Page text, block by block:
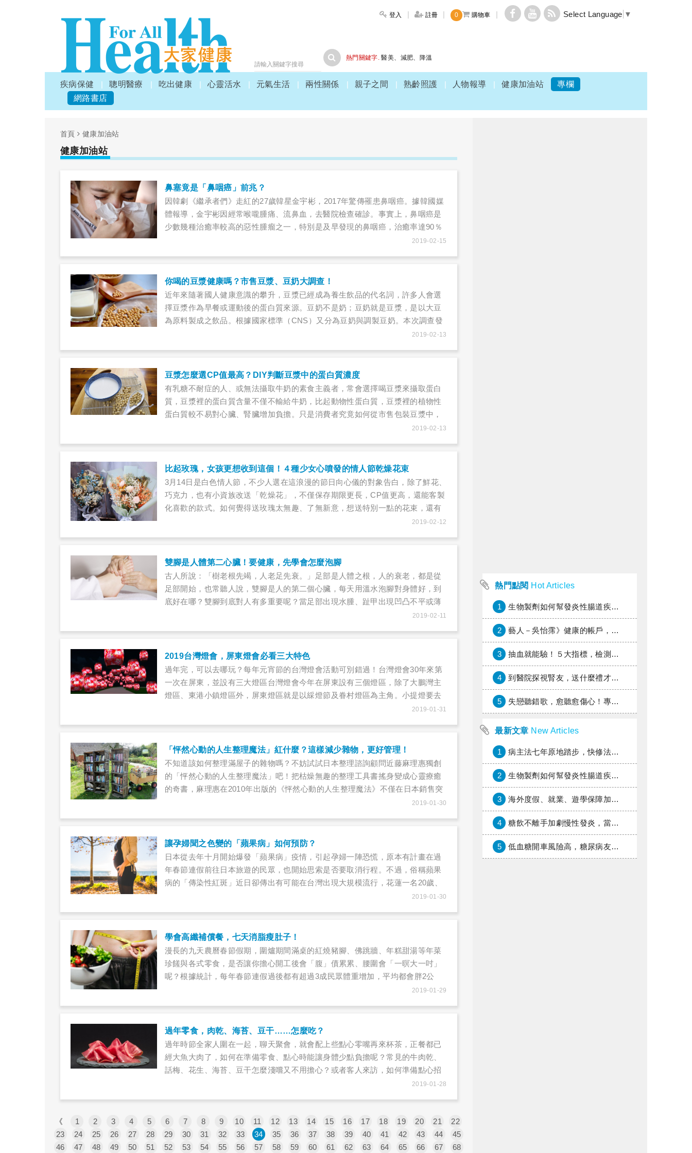
登入 註冊 0 購物車 Select Language ▼
熱門關鍵字. 醫美、 減肥、 降溫
疾病保健 聰明醫療 吃出健康 心靈活水 元氣生活 兩性關係 親子之間 熟齡照護 人物報導 健康加油站
專欄
網路書店
首頁 健康加油站
健康加油站
鼻塞竟是「鼻咽癌」前兆？
因韓劇《繼承者們》走紅的27歲韓星金宇彬，2017年驚傳罹患鼻咽癌。據韓國媒
體報導，金宇彬因經常喉嚨腫痛、流鼻血，去醫院檢查確診。事實上，鼻咽癌是
少數幾種治癒率較高的惡性腫瘤之一，特別是及早發現的鼻咽癌，治癒率達90％
以上。而除了喉嚨腫痛、流鼻血外，常有鼻塞的民眾也別輕忽！因為鼻塞不止，
2019-02-15
你喝的豆漿健康嗎？市售豆漿、豆奶大調查！
近年來隨著國人健康意識的攀升，豆漿已經成為養生飲品的代名詞，許多人會選
擇豆漿作為早餐或運動後的蛋白質來源。豆奶不是奶；豆奶就是豆漿，是以大豆
為原料製成之飲品。根據國家標準（CNS）又分為豆奶與調製豆奶。本次調查發
2019-02-13
豆漿怎麼選CP值最高？DIY判斷豆漿中的蛋白質濃度
有乳糖不耐症的人、或無法攝取牛奶的素食主義者，常會選擇喝豆漿來攝取蛋白
質，豆漿裡的蛋白質含量不僅不輸給牛奶，比起動物性蛋白質，豆漿裡的植物性
蛋白質較不易對心臟、腎臟增加負擔。只是消費者究竟如何從市售包裝豆漿中，
2019-02-13
比起玫瑰，女孩更想收到這個！４種少女心噴發的情人節乾燥花束
3月14日是白色情人節，不少人選在這浪漫的節日向心儀的對象告白，除了鮮花、
巧克力，也有小資族改送「乾燥花」，不僅保存期限更長，CP值更高，還能客製
化喜歡的款式。如何覺得送玫瑰太無趣、了無新意，想送特別一點的花束，還有
2019-02-12
雙腳是人體第二心臟！要健康，先學會怎麼泡腳
古人所說：「樹老根先竭，人老足先衰。」足部是人體之根，人的衰老，都是從
足部開始，也常聽人說，雙腳是人的第二個心臟，每天用溫水泡腳對身體好，到
底好在哪？雙腳到底對人有多重要呢？當足部出現水腫、趾甲出現凹凸不平或薄
2019-02-11
2019台灣燈會，屏東燈會必看三大特色
過年完，可以去哪玩？每年元宵節的台灣燈會活動可別錯過！台灣燈會30年來第
一次在屏東，並設有三大燈區台灣燈會今年在屏東設有三個燈區，除了大鵬灣主
燈區、東港小鎮燈區外，屏東燈區就是以綵燈節及眷村燈區為主角。小提燈要去
哪裡領取？各燈區有什麼表演活動？接駁車怎麼搭？台灣燈會在屏東，三大燈區
2019-01-31
「怦然心動的人生整理魔法」紅什麼？這樣減少雜物，更好管理！
不知道該如何整理滿屋子的雜物嗎？不妨試試日本整理諮詢顧問近藤麻理惠獨創
的「怦然心動的人生整理魔法」吧！把枯燥無趣的整理工具書搖身變成心靈療癒
的奇書，麻理惠在2010年出版的《怦然心動的人生整理魔法》不僅在日本銷售突
破一百萬本，還被翻譯成各國語言，在全球掀起一陣旋風。近期Netflix甚至推出
2019-01-30
讓孕婦聞之色變的「蘋果病」如何預防？
日本從去年十月開始爆發「蘋果病」疫情，引起孕婦一陣恐慌，原本有計畫在過
年春節連假前往日本旅遊的民眾，也開始思索是否要取消行程。不過，俗稱蘋果
病的「傳染性紅斑」近日卻傳出有可能在台灣出現大規模流行，花蓮一名20歲、
從未出國、也未曾接觸外國旅客的孕婦，就被診斷出感染微小病毒B19，險些胎
2019-01-30
學會高纖補償餐，七天消脂瘦肚子！
漫長的九天農曆春節假期，圍爐期間滿桌的紅燒豬腳、佛跳牆、年糕甜湯等年菜
珍饈與各式零食，是否讓你擔心開工後會「腹」債累累、腰圍會「一暝大一吋」
呢？根據統計，每年春節連假過後都有超過3成民眾體重增加，平均都會胖2公
斤，營養師提醒，擔心春節暴肥，只要把握年假過後「關鍵七天」的「內臟減脂
2019-01-29
過年零食，肉乾、海苔、豆干……怎麼吃？
過年時節全家人圍在一起，聊天聚會，就會配上些點心零嘴再來杯茶，正餐都已
經大魚大肉了，如何在準備零食、點心時能讓身體少點負擔呢？常見的牛肉乾、
話梅、花生、海苔、豆干怎麼淺嚐又不用擔心？或者客人來訪，如何準備點心招
待呢？家中有小小孩吵著喝汽水？該怎麼準備健康飲料取代？年節聚會，雖然開
2019-01-28
《 1 2 3 4 5 6 7 8 9 10 11 12 13 14 15 16 17 18 19 20 21
22
23
24 25 26 27 28 29 30 31 32 33 34 35 36 37 38 39 40 41 42 43 44
45
46
47 48 49 50 51 52 53 54 55 56 57 58 59 60 61 62 63 64 65 66 67 68
熱門點閱 Hot Articles
1 生物製劑如何幫發炎性腸道疾病患者抗潰瘍？治療進展與健保給付困境一次看
2 藝人－吳怡霈》健康的帳戶，年輕時別提光
3 抽血就能驗！５大指標，檢測身體是否發炎
4 到醫院探視腎友，送什麼禮才好？
5 失戀聽錯歌，愈聽愈傷心！專家教你挑對療傷情歌
最新文章 New Articles
1 病主法七年原地踏步，快修法讓病人自主決定善終
2 生物製劑如何幫發炎性腸道疾病患者抗潰瘍？治療進展與健保給付困境一次看
3 海外度假、就業、遊學保障加倍，富邦產險「一期逐夢」專案加碼遠距醫療與緊急救援
4 糖飲不離手加劇慢性發炎，當心老化與慢性病提早報到
5 低血糖開車風險高，糖尿病友上路必學的安全守則